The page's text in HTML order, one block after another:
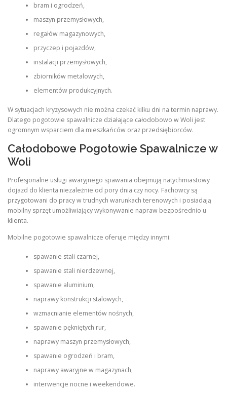
bram i ogrodzeń,
maszyn przemysłowych,
regałów magazynowych,
przyczep i pojazdów,
instalacji przemysłowych,
zbiorników metalowych,
elementów produkcyjnych.
W sytuacjach kryzysowych nie można czekać kilku dni na termin naprawy.
Dlatego pogotowie spawalnicze działające całodobowo w Woli jest
ogromnym wsparciem dla mieszkańców oraz przedsiębiorców.
Całodobowe Pogotowie Spawalnicze w
Woli
Profesjonalne usługi awaryjnego spawania obejmują natychmiastowy
dojazd do klienta niezależnie od pory dnia czy nocy. Fachowcy są
przygotowani do pracy w trudnych warunkach terenowych i posiadają
mobilny sprzęt umożliwiający wykonywanie napraw bezpośrednio u
klienta.
Mobilne pogotowie spawalnicze oferuje między innymi:
spawanie stali czarnej,
spawanie stali nierdzewnej,
spawanie aluminium,
naprawy konstrukcji stalowych,
wzmacnianie elementów nośnych,
spawanie pękniętych rur,
naprawy maszyn przemysłowych,
spawanie ogrodzeń i bram,
naprawy awaryjne w magazynach,
interwencje nocne i weekendowe.